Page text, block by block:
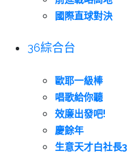
國際直球對決
36綜合台
歐耶一級棒
唱歌給你聽
效廉出發吧!
慶餘年
生意天才白社長3